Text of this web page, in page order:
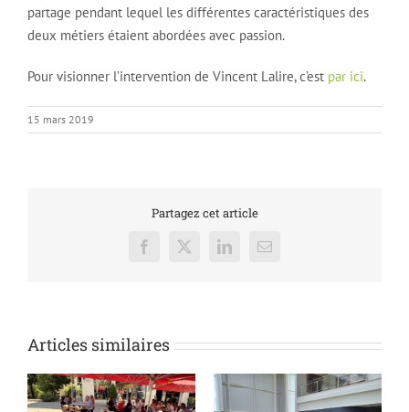
partage pendant lequel les différentes caractéristiques des
deux métiers étaient abordées avec passion.
Pour visionner l’intervention de Vincent Lalire, c’est par ici.
15 mars 2019
Partagez cet article
Facebook
X LinkedInEmail
Articles similaires